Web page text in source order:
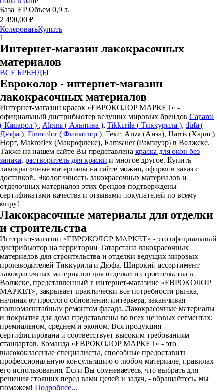
База: EP Объем 0,9 л.
2 490,00 ₽
КолероватьКупить
1
Интернет-магазин лакокрасочных
материалов
ВСЕ БРЕНДЫ
Евроколор - интернет-магазин
лакокрасочных материалов
Интернет-магазин красок «ЕВРОКОЛОР МАРКЕТ» -
официальный дистрибьютер ведущих мировых брендов Caparol
( Капарол ) , Alpina ( Альпина ), Tikkurila ( Тиккурила ), düfa (
Дюфа ), Finncolor ( Финколор ), Текс, Anza (Анза), Harris (Харис),
Норт, Makroflex (Макрофлекс), Ramsauer (Рамзауэр) в Волжске.
Также на нашем сайте Вы представлена краска для окон без
запаха, растворитель для краски и многое другое. Купить
лакокрасочные материалы на сайте можно, оформив заказ с
доставкой. Экологичность лакокрасочных материалов и
отделочных материалов этих брендов подтверждены
сертификатами качества и отзывами покупателей по всему
миру!
Лакокрасочные материалы для отделки
и строительства
Интернет-магазин «ЕВРОКОЛОР МАРКЕТ» - это официальный
дистрибьютор на территории Татарстана лакокрасочных
материалов для строительства и отделки ведущих мировых
производителей Тиккурила и Дюфа. Широкий ассортимент
лакокрасочных материалов для отделки и строительства в
Волжске, представленный в интернет-магазине «ЕВРОКОЛОР
МАРКЕТ», закрывает практически все потребности рынка,
начиная от простого обновления интерьера, заканчивая
полномасштабным ремонтом фасада. Лакокрасочные материалы
и покрытия для дома представлены во всех ценовых сегментах:
премиальном, среднем и эконом. Вся продукция
сертифицирована и соответствует высоким требованиям
стандартов. Команда «ЕВРОКОЛОР МАРКЕТ» - это
высококлассные специалисты, способные предоставить
профессиональную консультацию о любом материале, правилах
его использования. Если Вы сомневаетесь, что выбрать для
решения стоящих перед вами целей и задач, - обращайтесь, мы
поможем! Подробнее...